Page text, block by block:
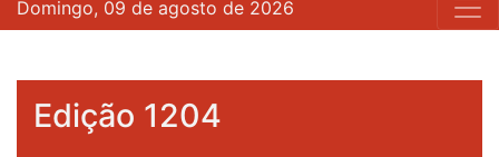
Domingo, 09 de agosto de 2026
Edição 1204